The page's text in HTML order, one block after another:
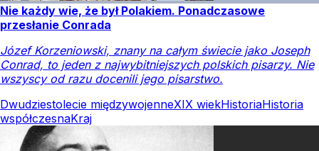
Nie każdy wie, że był Polakiem. Ponadczasowe
przesłanie Conrada
Józef Korzeniowski, znany na całym świecie jako Joseph
Conrad, to jeden z najwybitniejszych polskich pisarzy. Nie
wszyscy od razu docenili jego pisarstwo.
Dwudziestolecie międzywojenneXIX wiekHistoriaHistoria
współczesnaKraj